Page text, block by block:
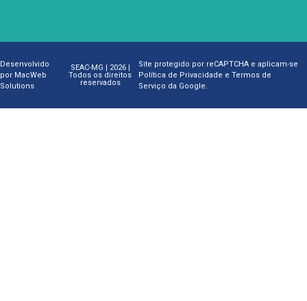
Desenvolvido
por MacWeb
Solutions
SEAC-MG | 2026 |
Todos os direitos
reservados
Site protegido por reCAPTCHA e aplicam-se
Política de Privacidade eTermos de
Serviço da Google.